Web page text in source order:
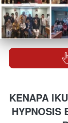
`
KENAPA
HYPNOSIS